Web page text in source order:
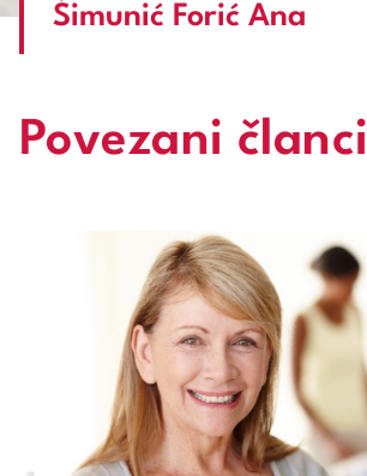
Šimunić Forić Ana
Povezani članci